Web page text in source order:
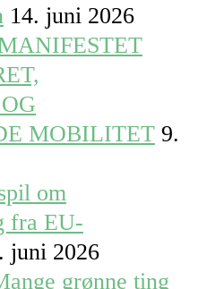
14. juni 2026
MOBILITET 9.
om
fra EU-
juni 2026
grønne ting